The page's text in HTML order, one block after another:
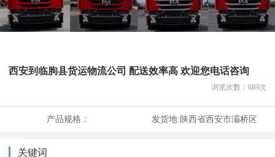
西安到临朐县货运物流公司 配送效率高 欢迎您电话咨询
浏览次数： 689次
产品规格： 发货地:陕西省西安市灞桥区
关键词